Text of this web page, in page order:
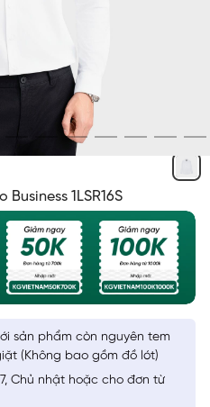
1LSR16S
sản phẩm còn nguyên tem
(Không bao gồm đồ lót)
Chủ nhật hoặc cho đơn từ